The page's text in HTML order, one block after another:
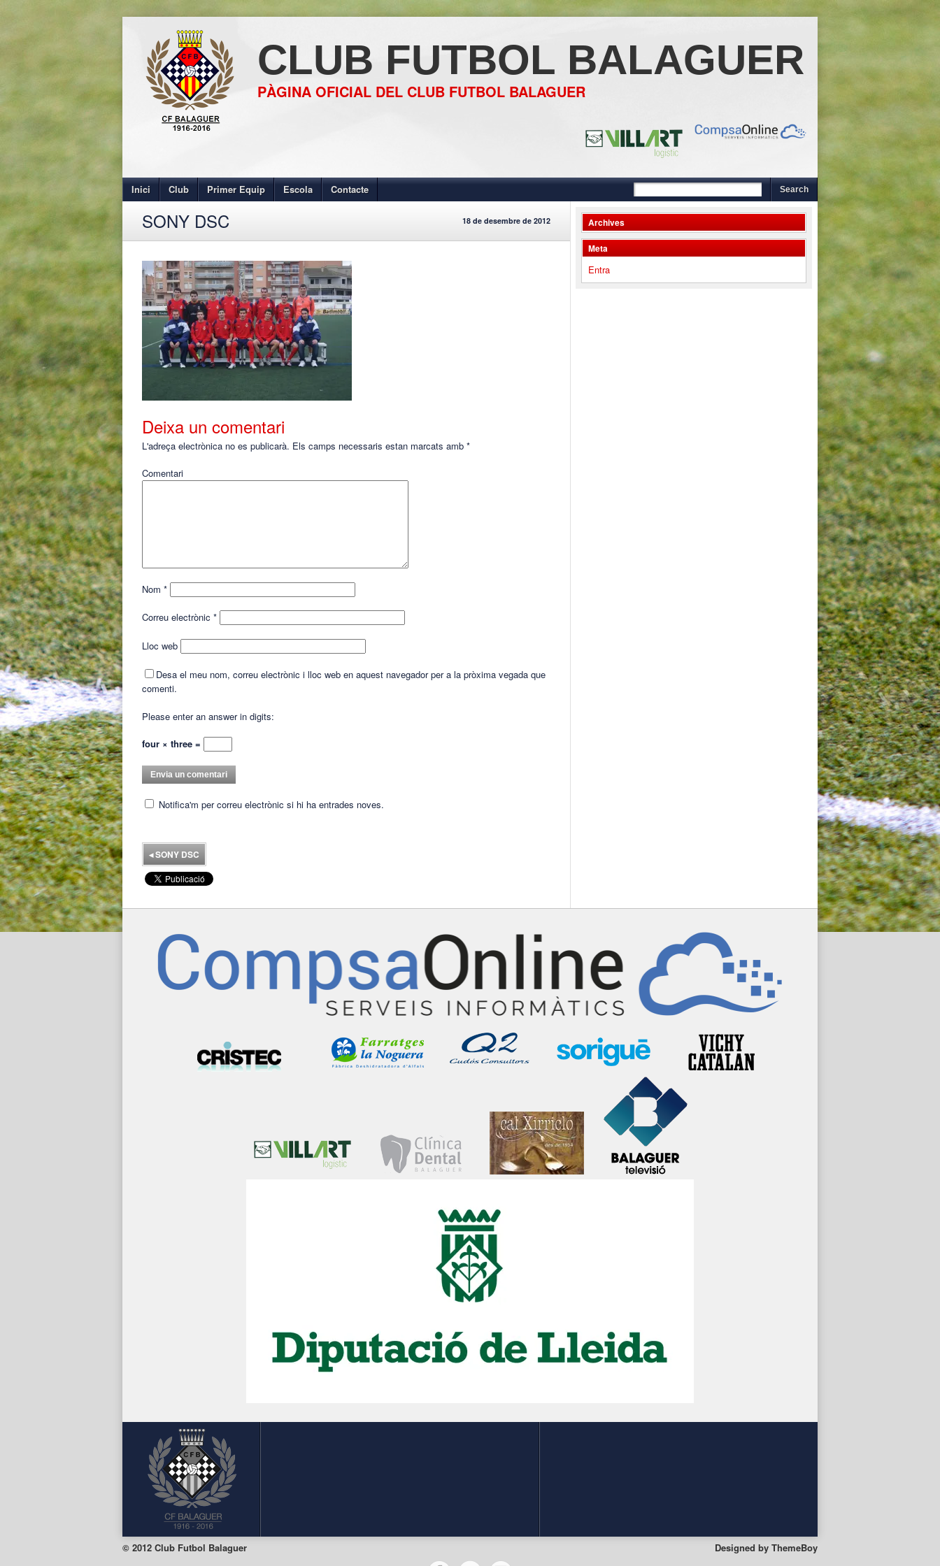
CLUB FUTBOL BALAGUER
PÀGINA OFICIAL DEL CLUB FUTBOL BALAGUER
Inici Club Primer Equip Escola Contacte
SONY DSC 18 de desembre de 2012
Deixa un comentari
L'adreça electrònica no es publicarà. Els camps necessaris estan marcats amb *
Comentari
Nom *
Correu electrònic *
Lloc web
Desa el meu nom, correu electrònic i lloc web en aquest navegador per a la pròxima vegada que
comenti.
Please enter an answer in digits:
four × three =
Notifica'm per correu electrònic si hi ha entrades noves.
◂SONY DSC
Archives
Meta
Entra
© 2012 Club Futbol Balaguer Designed by ThemeBoy